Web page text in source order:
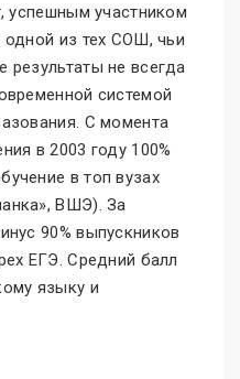
успешным участником
одной из тех СОШ, чьи
результаты не всегда
системой
С момента
в 2003 году 100%
в топ вузах
», ВШЭ). За
90% выпускников
ЕГЭ. Средний балл
языку и